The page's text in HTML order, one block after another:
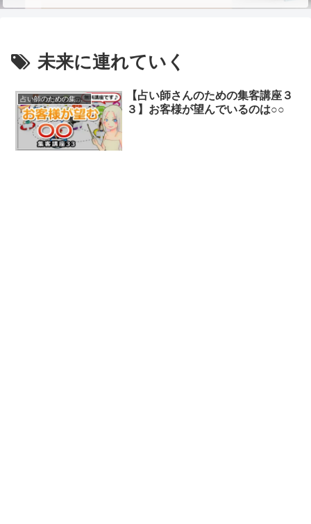
未来に連れていく
占い師のための集客講座
【占い師さんのための集客講座３
３】お客様が望んでいるのは○○